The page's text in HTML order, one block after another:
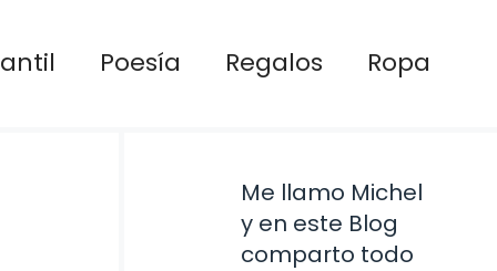
Poesía Regalos Ropa
Me llamo Michel
y en este Blog
comparto todo